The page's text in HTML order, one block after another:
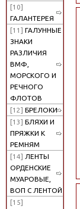
[10]
ГАЛАНТЕРЕЯ
[11] ГАЛУННЫЕ
ЗНАКИ
РАЗЛИЧИЯ
ВМФ,
МОРСКОГО И
РЕЧНОГО
ФЛОТОВ
[12] БРЕЛОКИ
[13] БЛЯХИ И
ПРЯЖКИ К
РЕМНЯМ
[14] ЛЕНТЫ
ОРДЕНСКИЕ
МУАРОВЫЕ,
ВОП С ЛЕНТОЙ
[15]